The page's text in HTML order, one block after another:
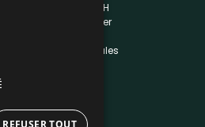
Traiteur en 48H
Nous contacter
Mentions légales
REFUSER TOUT